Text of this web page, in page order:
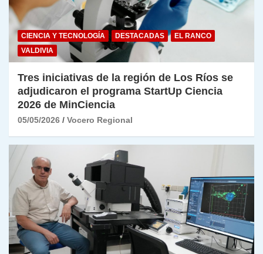
CIENCIA Y TECNOLOGÍA DESTACADAS
EL RANCO
VALDIVIA
Tres iniciativas de la región de Los Ríos se
adjudicaron el programa StartUp Ciencia
2026 de MinCiencia
05/05/2026 Vocero Regional